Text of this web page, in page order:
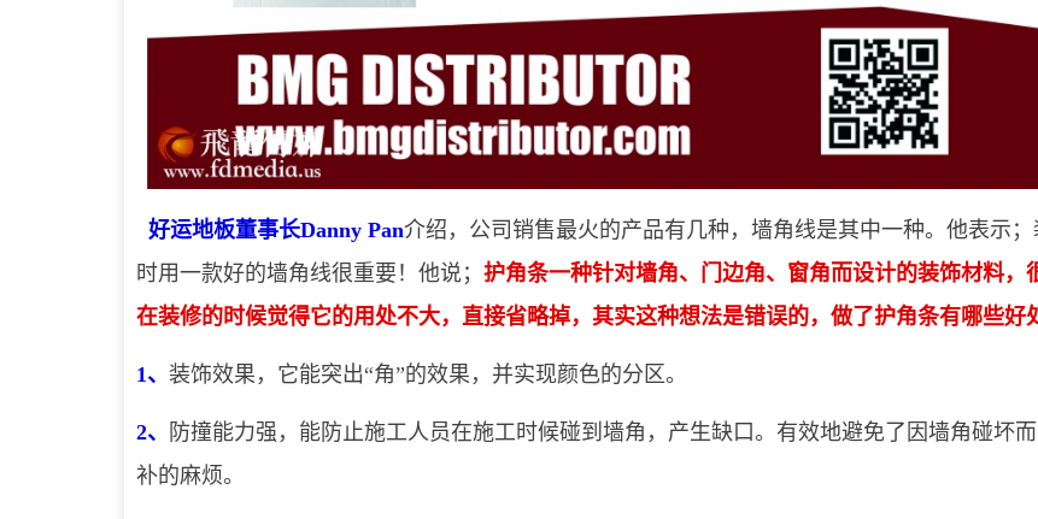
好运地板董事长Danny Pan介绍，公司销售最火的产品有几种，墙角线是其中一种。他表示
时用一款好的墙角线很重要！他说； 护角条一种针对墙角、门边角、窗角而设计的装饰材料，
在装修的时候觉得它的用处不大，直接省略掉，其实这种想法是错误的，做了护角条有哪些好
1、 装饰效果，它能突出“角”的效果，并实现颜色的分区。
2、
防撞能力强，能防止施工人员在施工时候碰到墙角，产生缺口。有效地避免了因墙角碰坏
补的麻烦。